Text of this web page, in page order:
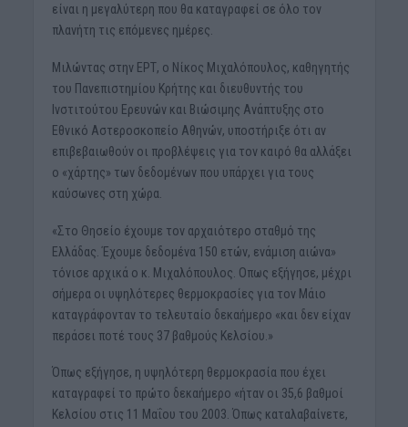
είναι η μεγαλύτερη που θα καταγραφεί σε όλο τον
πλανήτη τις επόμενες ημέρες.
Μιλώντας στην ΕΡΤ, ο Νίκος Μιχαλόπουλος, καθηγητής
του Πανεπιστημίου Κρήτης και διευθυντής του
Ινστιτούτου Ερευνών και Βιώσιμης Ανάπτυξης στο
Εθνικό Αστεροσκοπείο Αθηνών, υποστήριξε ότι αν
επιβεβαιωθούν οι προβλέψεις για τον καιρό θα αλλάξει
ο «χάρτης» των δεδομένων που υπάρχει για τους
καύσωνες στη χώρα.
«Στο Θησείο έχουμε τον αρχαιότερο σταθμό της
Ελλάδας. Έχουμε δεδομένα 150 ετών, ενάμιση αιώνα»
τόνισε αρχικά ο κ. Μιχαλόπουλος. Οπως εξήγησε, μέχρι
σήμερα οι υψηλότερες θερμοκρασίες για τον Μάιο
καταγράφονταν το τελευταίο δεκαήμερο «και δεν είχαν
περάσει ποτέ τους 37 βαθμούς Κελσίου.»
Όπως εξήγησε, η υψηλότερη θερμοκρασία που έχει
καταγραφεί το πρώτο δεκαήμερο «ήταν οι 35,6 βαθμοί
Κελσίου στις 11 Μαΐου του 2003. Όπως καταλαβαίνετε,